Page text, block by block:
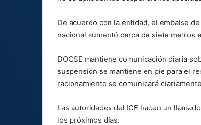
De acuerdo con la entidad, el embalse
nacional aumentó cerca de siete metros
DOCSE mantiene comunicación diaria
suspensión se mantiene en pie para el
racionamiento se comunicará
Las autoridades del ICE hacen un
los próximos días.